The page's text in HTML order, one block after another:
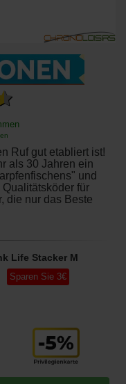
Ruf gut etabliert ist!
als 30 Jahren ein
und
für
die nur das Beste
Life Stacker M
Sparen Sie 3€